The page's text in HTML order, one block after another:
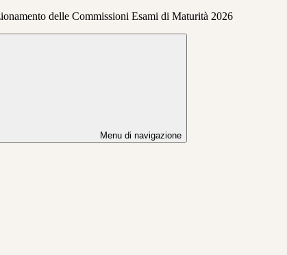
delle Commissioni Esami di Maturità 2026
Menu di navigazione